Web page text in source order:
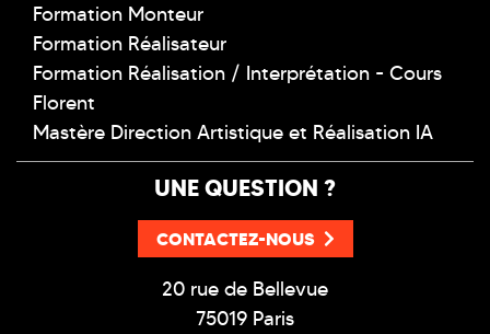
Formation Monteur
Formation Réalisateur
Formation Réalisation / Interprétation - Cours
Florent
Mastère Direction Artistique et Réalisation IA
UNE QUESTION ?
CONTACTEZ-NOUS
20 rue de Bellevue
75019 Paris